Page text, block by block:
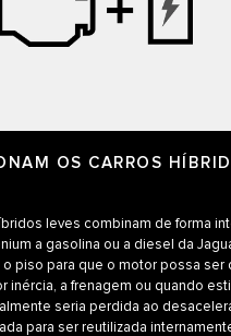
OS CARROS
leves combinam de forma
a gasolina ou a diesel da
piso para que o motor possa ser
inércia, a frenagem ou quando
seria perdida ao
para ser reutilizada